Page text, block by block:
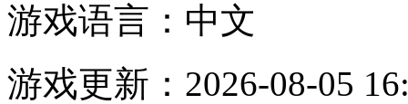
游戏语言： 中文
游戏更新： 2026-08-05